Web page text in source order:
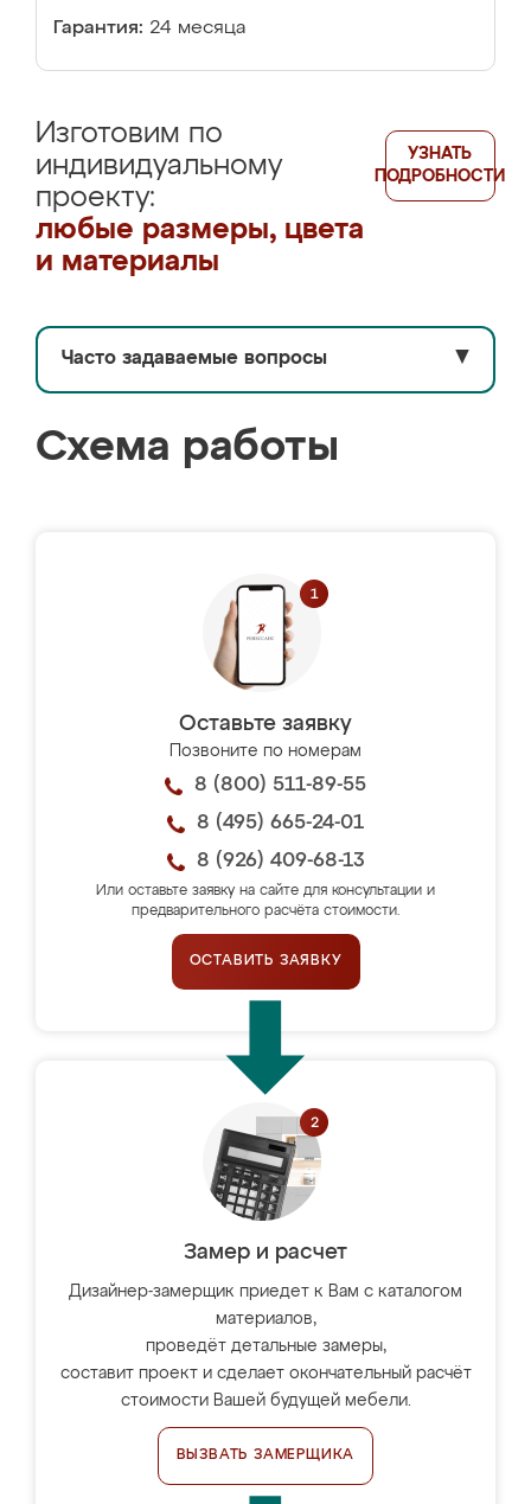
Гарантия: 24 месяца
Изготовим по
индивидуальному
проекту:
любые размеры, цвета
и материалы
УЗНАТЬ
ПОДРОБНОСТИ
Часто задаваемые вопросы ▼
Схема работы
Оставьте заявку
Позвоните по номерам
8 (800) 511-89-55
8 (495) 665-24-01
8 (926) 409-68-13
Или оставьте заявку на сайте для консультации и
предварительного расчёта стоимости.
ОСТАВИТЬ ЗАЯВКУ
Замер и расчет
Дизайнер-замерщик приедет к Вам с каталогом
материалов,
проведёт детальные замеры,
составит проект и сделает окончательный расчёт
стоимости Вашей будущей мебели.
ВЫЗВАТЬ ЗАМЕРЩИКА